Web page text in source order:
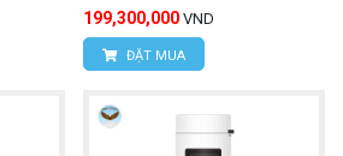
199,300,000 VND
ĐẶT MUA